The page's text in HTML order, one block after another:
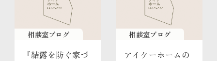
相談室ブログ
『結露を防ぐ家づ
相談室ブログ
アイケーホームの